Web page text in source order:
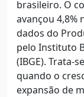
brasileiro. O
avançou 4,8%
dados do
pelo Instituto
(IBGE). Trata-
quando o
expansão de